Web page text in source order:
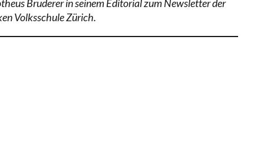
Bruderer in seinem Editorial zum Newsletter der
Volksschule Zürich.